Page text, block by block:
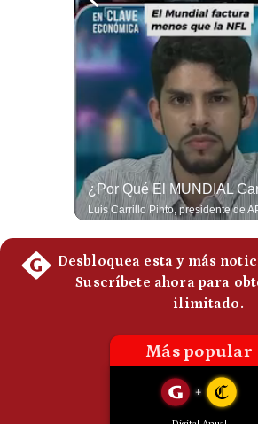
Condiciones
Privacidad
Frecuentes